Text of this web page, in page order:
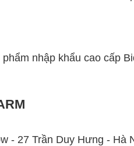
nhập khẩu cao cấp
- 27 Trần Duy Hưng - Hà